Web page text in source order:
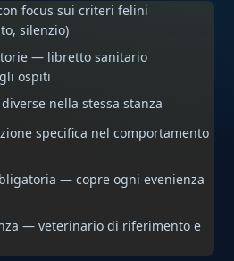
focus sui criteri felini
silenzio)
— libretto sanitario
ospiti
nella stessa stanza
specifica nel comportamento
— copre ogni evenienza
— veterinario di riferimento e